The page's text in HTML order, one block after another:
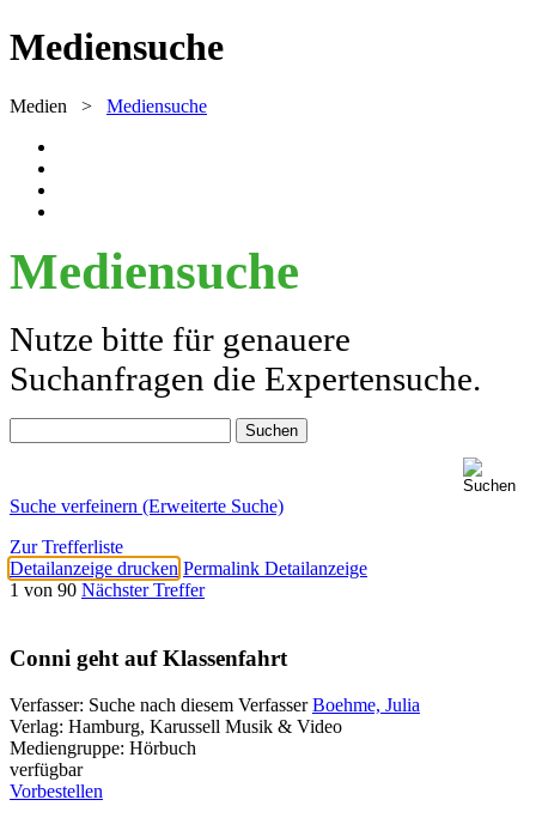
Mediensuche
Medien > Mediensuche
Mediensuche
Nutze bitte für genauere
Suchanfragen die Expertensuche.
Suche verfeinern (Erweiterte Suche)
Zur Trefferliste
Detailanzeige drucken Permalink Detailanzeige
1 von 90 Nächster Treffer
Conni geht auf Klassenfahrt
Verfasser: Suche nach diesem Verfasser Boehme, Julia
Verlag: Hamburg, Karussell Musik & Video
Mediengruppe: Hörbuch
verfügbar
Vorbestellen